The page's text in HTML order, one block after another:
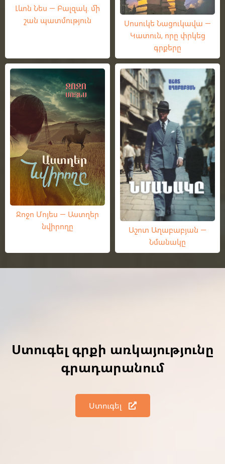
Լևոն Նես — Բալզակ. մի
շան պատմություն
Սոսուկե Նացուկավա —
Կատուն, որը փրկեց
գրքերը
Ջոջո Մոյես — Աստղեր
նվիրողը
Աշոտ Աղաբաբյան —
Նմանակը
Ստուգել գրքի առկայությունը
գրադարանում
Ստուգել